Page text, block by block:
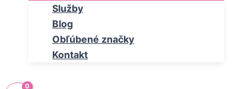
Služby
Blog
Obľúbené značky
Kontakt